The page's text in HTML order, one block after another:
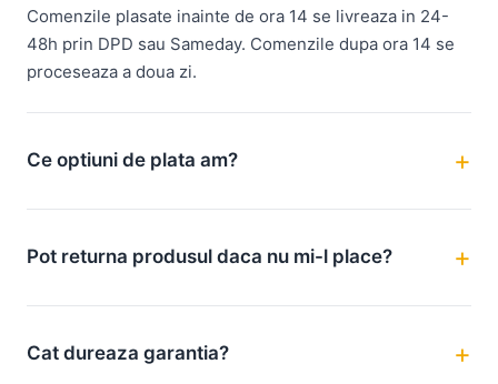
Comenzile plasate inainte de ora 14 se livreaza in 24-
48h prin DPD sau Sameday. Comenzile dupa ora 14 se
proceseaza a doua zi.
Ce optiuni de plata am?
Pot returna produsul daca nu mi-l place?
Cat dureaza garantia?